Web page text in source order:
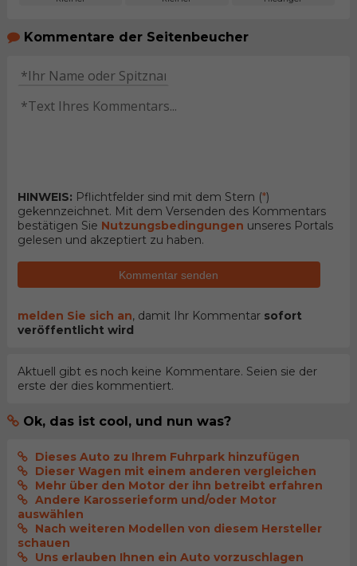
Kommentare der Seitenbeucher
HINWEIS: Pflichtfelder sind mit dem Stern (*)
gekennzeichnet. Mit dem Versenden des Kommentars
bestätigen Sie Nutzungsbedingungen unseres Portals
gelesen und akzeptiert zu haben.
Kommentar senden
melden Sie sich an, damit Ihr Kommentar sofort
veröffentlicht wird
Aktuell gibt es noch keine Kommentare. Seien sie der
erste der dies kommentiert.
Ok, das ist cool, und nun was?
Dieses Auto zu Ihrem Fuhrpark hinzufügen
Dieser Wagen mit einem anderen vergleichen
Mehr über den Motor der ihn betreibt erfahren
Andere Karosserieform und/oder Motor
auswählen
Nach weiteren Modellen von diesem Hersteller
schauen
Uns erlauben Ihnen ein Auto vorzuschlagen